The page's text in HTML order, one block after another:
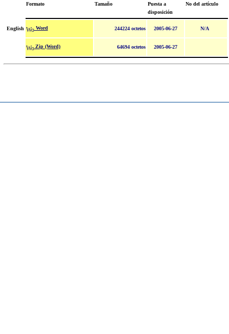
Formato Tamaño
Puesta a
disposición
No del artículo
English Word 244224 octetos 2005-06-27 N/A
Zip (Word) 64694 octetos 2005-06-27